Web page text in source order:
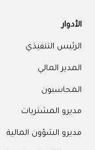
الأدوار
الرئيس التنفيذي
المدير المالي
المحاسبون
مديرو المشتريات
مديرو الشؤون المالية